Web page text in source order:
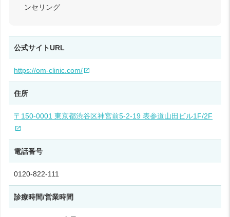
ンセリング
公式サイトURL
https://om-clinic.com/
住所
〒150-0001 東京都渋谷区神宮前5-2-19 表参道山田ビル1F/2F
電話番号
0120-822-111
診療時間/営業時間